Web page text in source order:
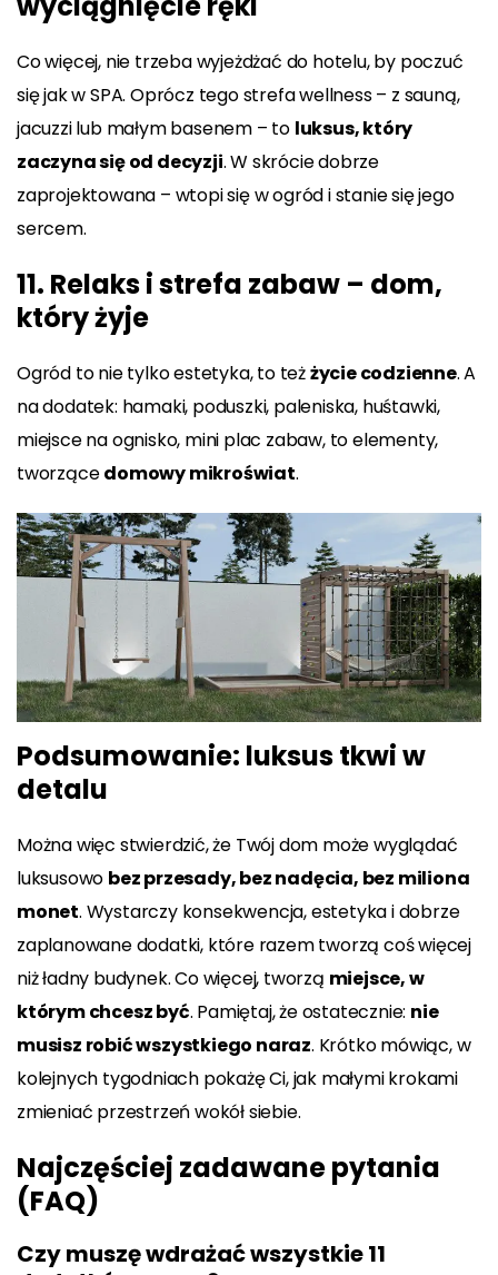
Co więcej, nie trzeba wyjeżdżać do hotelu, by poczuć
się jak w SPA. Oprócz tego strefa wellness – z sauną,
jacuzzi lub małym basenem – to luksus, który
zaczyna się od decyzji. W skrócie dobrze
zaprojektowana – wtopi się w ogród i stanie się jego
sercem.
11. Relaks i strefa zabaw – dom,
który żyje
Ogród to nie tylko estetyka, to teżżycie codzienne. A
na dodatek: hamaki, poduszki, paleniska, huśtawki,
miejsce na ognisko, mini plac zabaw, to elementy,
tworzącedomowy mikroświat.
Podsumowanie: luksus tkwi w
detalu
Można więc stwierdzić, że Twój dom może wyglądać
luksusowo bez przesady, bez nadęcia, bez miliona
monet. Wystarczy konsekwencja, estetyka i dobrze
zaplanowane dodatki, które razem tworzą coś więcej
niż ładny budynek. Co więcej, tworzą miejsce, w
którym chcesz być. Pamiętaj, że ostatecznie: nie
musisz robić wszystkiego naraz. Krótko mówiąc, w
kolejnych tygodniach pokażę Ci, jak małymi krokami
zmieniać przestrzeń wokół siebie.
Najczęściej zadawane pytania
(FAQ)
Czy muszę wdrażać wszystkie 11